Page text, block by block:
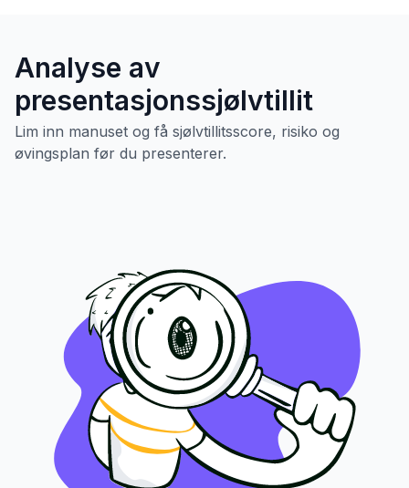
Analyse av
presentasjonssjølvtillit
Lim inn manuset og få sjølvtillitsscore, risiko og
øvingsplan før du presenterer.